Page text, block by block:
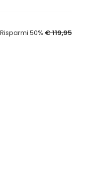
Risparmi 50% € 119,95